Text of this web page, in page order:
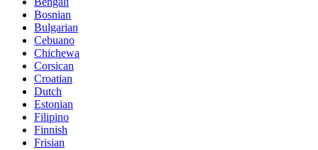
Bosnian
Bulgarian
Cebuano
Chichewa
Corsican
Croatian
Dutch
Estonian
Filipino
Finnish
Frisian